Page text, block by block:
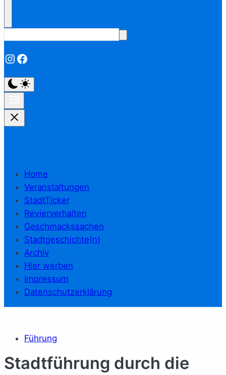
Instagram
Facebook
Home
Veranstaltungen
StadtTicker
Revierverhalten
Geschmackssachen
Stadtgeschichte(n)
Archiv
Hier werben
Impressum
Datenschutzerklärung
Führung
Stadtführung durch die